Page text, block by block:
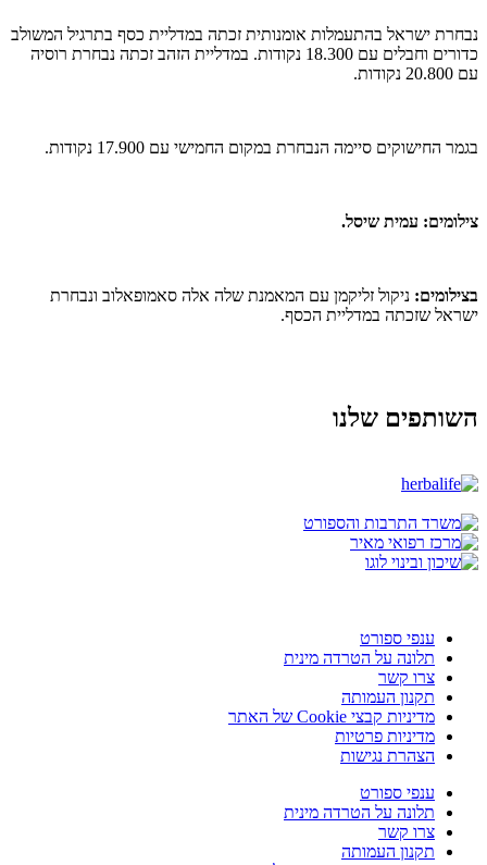
נבחרת ישראל בהתעמלות אומנותית זכתה במדליית כסף בתרגיל המשולב
כדורים וחבלים עם 18.300 נקודות. במדליית הזהב זכתה נבחרת רוסיה
עם 20.800 נקודות.
בגמר החישוקים סיימה הנבחרת במקום החמישי עם 17.900 נקודות.
צילומים: עמית שיסל.
בצילומים: ניקול זליקמן עם המאמנת שלה אלה סאמופאלוב ונבחרת
ישראל שזכתה במדליית הכסף.
השותפים שלנו
ענפי ספורט
תלונה על הטרדה מינית
צרו קשר
תקנון העמותה
מדיניות קבצי Cookie של האתר
מדיניות פרטיות
הצהרת נגישות
ענפי ספורט
תלונה על הטרדה מינית
צרו קשר
תקנון העמותה